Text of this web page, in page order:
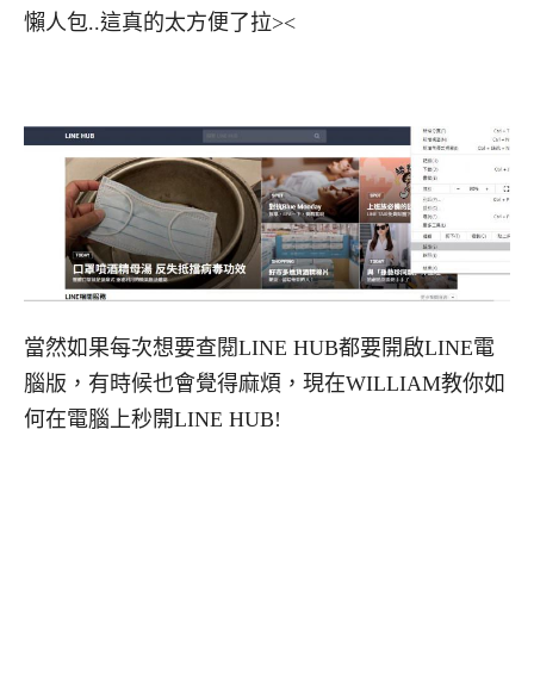
懶人包..這真的太方便了拉><
當然如果每次想要查閱LINE HUB都要開啟LINE電
腦版，有時候也會覺得麻煩，現在WILLIAM教你如
何在電腦上秒開LINE HUB!